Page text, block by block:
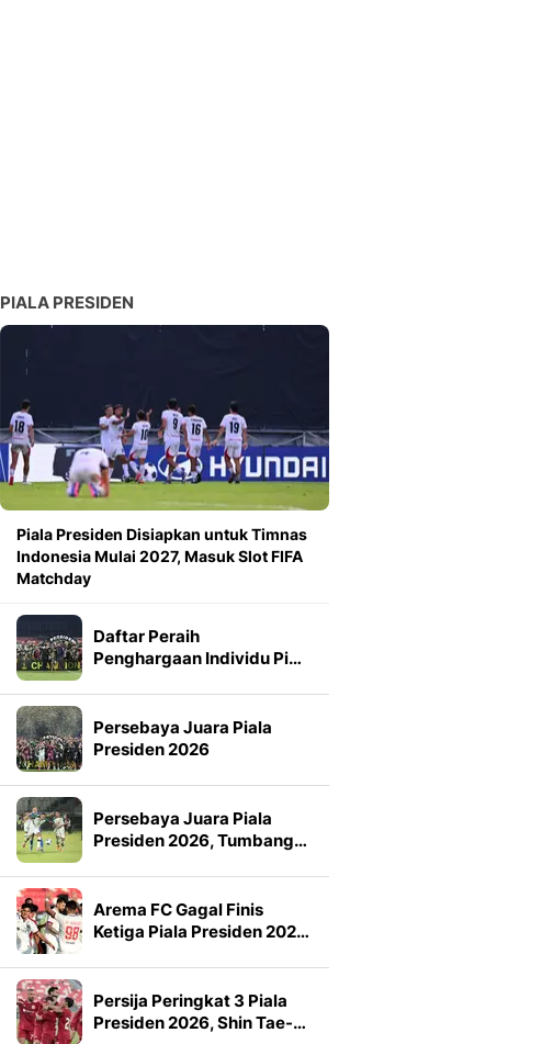
PIALA PRESIDEN
Piala Presiden Disiapkan untuk Timnas
Indonesia Mulai 2027, Masuk Slot FIFA
Matchday
Daftar Peraih
Penghargaan Individu Pi…
Persebaya Juara Piala
Presiden 2026
Persebaya Juara Piala
Presiden 2026, Tumbang…
Arema FC Gagal Finis
Ketiga Piala Presiden 202…
Persija Peringkat 3 Piala
Presiden 2026, Shin Tae-…